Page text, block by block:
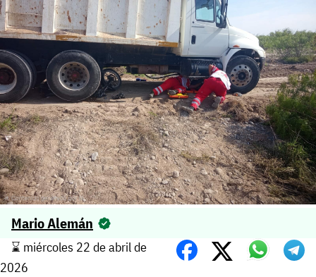
Mario Alemán
⌛️ miércoles 22 de abril de
2026